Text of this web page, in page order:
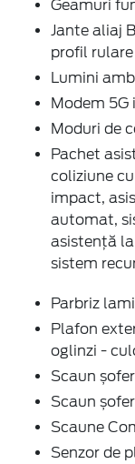
Geamuri
Jante aliaj
profil rulare
Lumini
Modem 5G
Moduri de
Pachet
coliziune
impact,
automat,
asistență
sistem
Parbriz
Plafon
oglinzi -
Scaun
Scaun
Scaune
Senzor de